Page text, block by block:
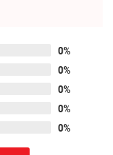
0%
0%
0%
0%
0%